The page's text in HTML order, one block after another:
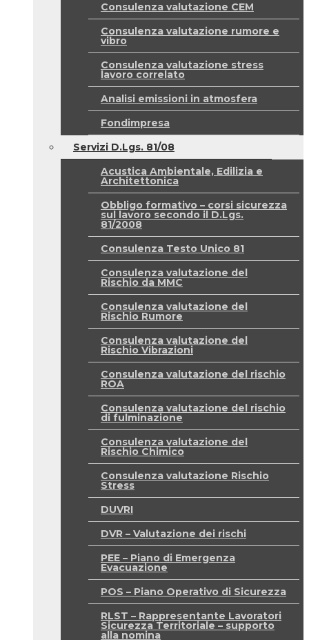
Consulenza valutazione CEM
Consulenza valutazione rumore e
vibro
Consulenza valutazione stress
lavoro correlato
Analisi emissioni in atmosfera
Fondimpresa
Servizi D.Lgs. 81/08
Acustica Ambientale, Edilizia e
Architettonica
Obbligo formativo – corsi sicurezza
sul lavoro secondo il D.Lgs.
81/2008
Consulenza Testo Unico 81
Consulenza valutazione del
Rischio da MMC
Consulenza valutazione del
Rischio Rumore
Consulenza valutazione del
Rischio Vibrazioni
Consulenza valutazione del rischio
ROA
Consulenza valutazione del rischio
di fulminazione
Consulenza valutazione del
Rischio Chimico
Consulenza valutazione Rischio
Stress
DUVRI
DVR – Valutazione dei rischi
PEE – Piano di Emergenza
Evacuazione
POS – Piano Operativo di Sicurezza
RLST – Rappresentante Lavoratori
Sicurezza Territoriale – supporto
alla nomina